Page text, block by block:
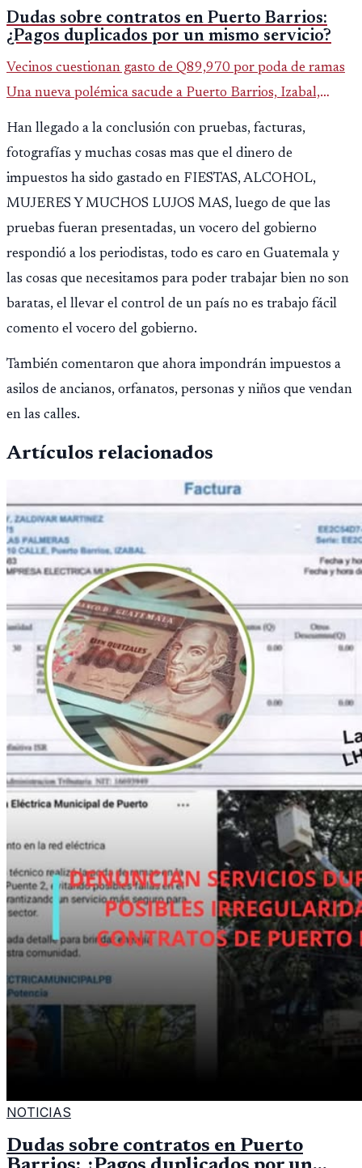
Dudas sobre contratos en Puerto Barrios:
¿Pagos duplicados por un mismo servicio?
Vecinos cuestionan gasto de Q89,970 por poda de ramas
Una nueva polémica sacude a Puerto Barrios, Izabal,
luego de que saliera a la luz un contrato municipal que
asigna casi Q90 mi
Han llegado a la conclusión con pruebas, facturas,
fotografías y muchas cosas mas que el dinero de
impuestos ha sido gastado en FIESTAS, ALCOHOL,
MUJERES Y MUCHOS LUJOS MAS, luego de que las
pruebas fueran presentadas, un vocero del gobierno
respondió a los periodistas, todo es caro en Guatemala y
las cosas que necesitamos para poder trabajar bien no son
baratas, el llevar el control de un país no es trabajo fácil
comento el vocero del gobierno.
También comentaron que ahora impondrán impuestos a
asilos de ancianos, orfanatos, personas y niños que vendan
en las calles.
Artículos relacionados
NOTICIAS
Dudas sobre contratos en Puerto